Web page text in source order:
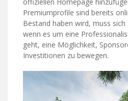
Premiumprofile sind bereits
Bestand haben wird, muss sich
wenn es um eine
geht, eine Möglichkeit,
Investitionen zu bewegen.